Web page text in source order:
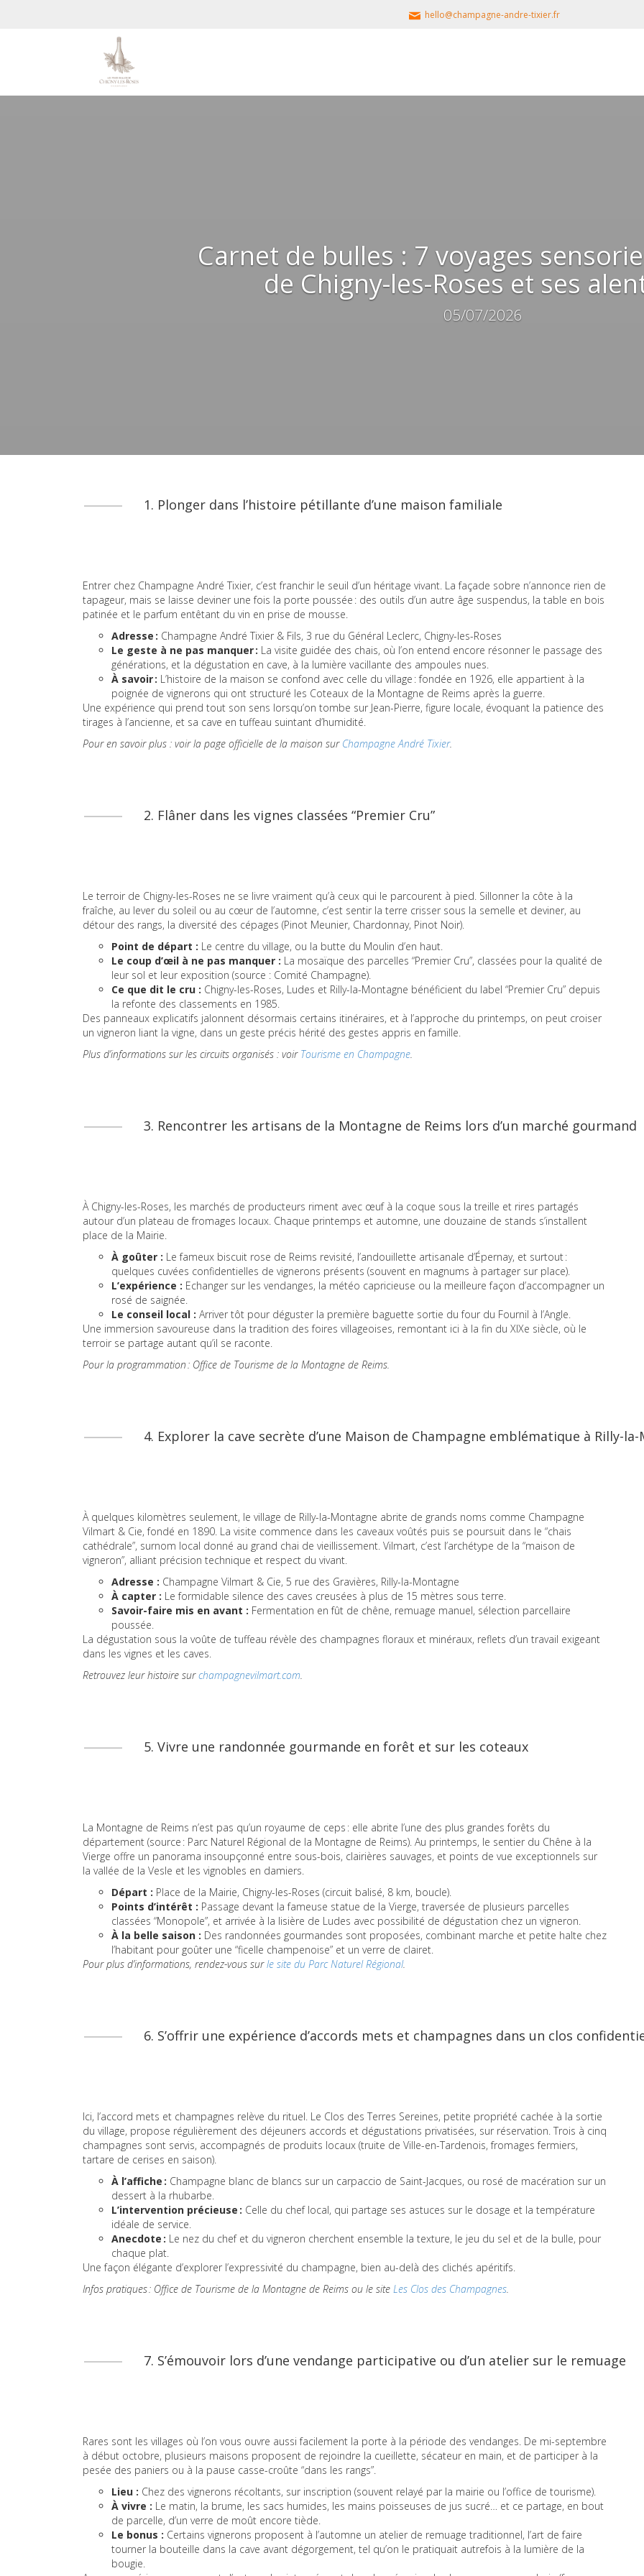
hello@champagne-andre-tixier.fr
Carnet de bulles : 7 voyages
de Chigny-les-Roses et ses
05/07/2026
1. Plonger dans l’histoire pétillante d’une maison familiale
Entrer chez Champagne André Tixier, c’est franchir le seuil d’un héritage vivant. La façade sobre n’annonce rien de
tapageur, mais se laisse deviner une fois la porte poussée : des outils d’un autre âge suspendus, la table en bois
patinée et le parfum entêtant du vin en prise de mousse.
Adresse : Champagne André Tixier & Fils, 3 rue du Général Leclerc, Chigny-les-Roses
Le geste à ne pas manquer : La visite guidée des chais, où l’on entend encore résonner le passage des
générations, et la dégustation en cave, à la lumière vacillante des ampoules nues.
À savoir : L’histoire de la maison se confond avec celle du village : fondée en 1926, elle appartient à la
poignée de vignerons qui ont structuré les Coteaux de la Montagne de Reims après la guerre.
Une expérience qui prend tout son sens lorsqu’on tombe sur Jean-Pierre, figure locale, évoquant la patience des
tirages à l’ancienne, et sa cave en tuffeau suintant d’humidité.
Pour en savoir plus : voir la page officielle de la maison sur Champagne André Tixier.
2. Flâner dans les vignes classées “Premier Cru”
Le terroir de Chigny-les-Roses ne se livre vraiment qu’à ceux qui le parcourent à pied. Sillonner la côte à la
fraîche, au lever du soleil ou au cœur de l’automne, c’est sentir la terre crisser sous la semelle et deviner, au
détour des rangs, la diversité des cépages (Pinot Meunier, Chardonnay, Pinot Noir).
Point de départ : Le centre du village, ou la butte du Moulin d’en haut.
Le coup d’œil à ne pas manquer : La mosaïque des parcelles “Premier Cru”, classées pour la qualité de
leur sol et leur exposition (source : Comité Champagne).
Ce que dit le cru : Chigny-les-Roses, Ludes et Rilly-la-Montagne bénéficient du label “Premier Cru” depuis
la refonte des classements en 1985.
Des panneaux explicatifs jalonnent désormais certains itinéraires, et à l’approche du printemps, on peut croiser
un vigneron liant la vigne, dans un geste précis hérité des gestes appris en famille.
Plus d’informations sur les circuits organisés : voir Tourisme en Champagne.
3. Rencontrer les artisans de la Montagne de Reims lors d’un marché gourmand
À Chigny-les-Roses, les marchés de producteurs riment avec œuf à la coque sous la treille et rires partagés
autour d’un plateau de fromages locaux. Chaque printemps et automne, une douzaine de stands s’installent
place de la Mairie.
À goûter : Le fameux biscuit rose de Reims revisité, l’andouillette artisanale d’Épernay, et surtout :
quelques cuvées confidentielles de vignerons présents (souvent en magnums à partager sur place).
L’expérience : Echanger sur les vendanges, la météo capricieuse ou la meilleure façon d’accompagner un
rosé de saignée.
Le conseil local : Arriver tôt pour déguster la première baguette sortie du four du Fournil à l’Angle.
Une immersion savoureuse dans la tradition des foires villageoises, remontant ici à la fin du XIXe siècle, où le
terroir se partage autant qu’il se raconte.
Pour la programmation : Office de Tourisme de la Montagne de Reims.
4. Explorer la cave secrète d’une Maison de Champagne emblématique à Rilly-
À quelques kilomètres seulement, le village de Rilly-la-Montagne abrite de grands noms comme Champagne
Vilmart & Cie, fondé en 1890. La visite commence dans les caveaux voûtés puis se poursuit dans le “chais
cathédrale”, surnom local donné au grand chai de vieillissement. Vilmart, c’est l’archétype de la “maison de
vigneron”, alliant précision technique et respect du vivant.
Adresse : Champagne Vilmart & Cie, 5 rue des Gravières, Rilly-la-Montagne
À capter : Le formidable silence des caves creusées à plus de 15 mètres sous terre.
Savoir-faire mis en avant : Fermentation en fût de chêne, remuage manuel, sélection parcellaire
poussée.
La dégustation sous la voûte de tuffeau révèle des champagnes floraux et minéraux, reflets d’un travail exigeant
dans les vignes et les caves.
Retrouvez leur histoire surchampagnevilmart.com.
5. Vivre une randonnée gourmande en forêt et sur les coteaux
La Montagne de Reims n’est pas qu’un royaume de ceps : elle abrite l’une des plus grandes forêts du
département (source : Parc Naturel Régional de la Montagne de Reims). Au printemps, le sentier du Chêne à la
Vierge offre un panorama insoupçonné entre sous-bois, clairières sauvages, et points de vue exceptionnels sur
la vallée de la Vesle et les vignobles en damiers.
Départ : Place de la Mairie, Chigny-les-Roses (circuit balisé, 8 km, boucle).
Points d’intérêt : Passage devant la fameuse statue de la Vierge, traversée de plusieurs parcelles
classées “Monopole”, et arrivée à la lisière de Ludes avec possibilité de dégustation chez un vigneron.
À la belle saison : Des randonnées gourmandes sont proposées, combinant marche et petite halte chez
l’habitant pour goûter une “ficelle champenoise” et un verre de clairet.
Pour plus d’informations, rendez-vous surle site du Parc Naturel Régional.
6. S’offrir une expérience d’accords mets et champagnes dans un clos
Ici, l’accord mets et champagnes relève du rituel. Le Clos des Terres Sereines, petite propriété cachée à la sortie
du village, propose régulièrement des déjeuners accords et dégustations privatisées, sur réservation. Trois à cinq
champagnes sont servis, accompagnés de produits locaux (truite de Ville-en-Tardenois, fromages fermiers,
tartare de cerises en saison).
À l’affiche : Champagne blanc de blancs sur un carpaccio de Saint-Jacques, ou rosé de macération sur un
dessert à la rhubarbe.
L’intervention précieuse : Celle du chef local, qui partage ses astuces sur le dosage et la température
idéale de service.
Anecdote : Le nez du chef et du vigneron cherchent ensemble la texture, le jeu du sel et de la bulle, pour
chaque plat.
Une façon élégante d’explorer l’expressivité du champagne, bien au-delà des clichés apéritifs.
Infos pratiques : Office de Tourisme de la Montagne de Reims ou le site Les Clos des Champagnes.
7. S’émouvoir lors d’une vendange participative ou d’un atelier sur le remuage
Rares sont les villages où l’on vous ouvre aussi facilement la porte à la période des vendanges. De mi-septembre
à début octobre, plusieurs maisons proposent de rejoindre la cueillette, sécateur en main, et de participer à la
pesée des paniers ou à la pause casse-croûte “dans les rangs”.
Lieu : Chez des vignerons récoltants, sur inscription (souvent relayé par la mairie ou l’office de tourisme).
À vivre : Le matin, la brume, les sacs humides, les mains poisseuses de jus sucré… et ce partage, en bout
de parcelle, d’un verre de moût encore tiède.
Le bonus : Certains vignerons proposent à l’automne un atelier de remuage traditionnel, l’art de faire
tourner la bouteille dans la cave avant dégorgement, tel qu’on le pratiquait autrefois à la lumière de la
bougie.